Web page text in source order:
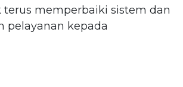
memperbaiki sistem dan
pelayanan kepada